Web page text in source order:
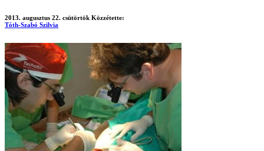
2013. augusztus 22. csütörtök Közzétette:
Tóth-Szabó Szilvia